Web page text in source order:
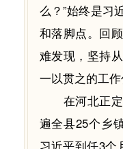
么？”始终是习
和落脚点。回
难发现，坚持
一以贯之的工作
在河北正定
遍全县25个乡